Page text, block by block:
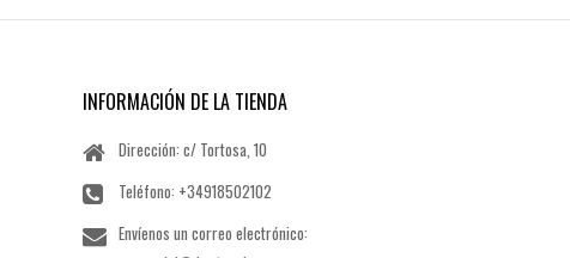
INFORMACIÓN DE LA TIENDA
Dirección: c/ Tortosa, 10
Teléfono: +34918502102
Envíenos un correo electrónico: